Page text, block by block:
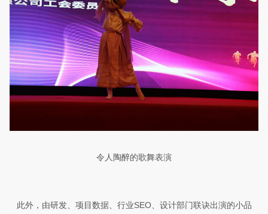
令人陶醉的歌舞表演
此外，由研发、项目数据、行业SEO、设计部门联诀出演的小品